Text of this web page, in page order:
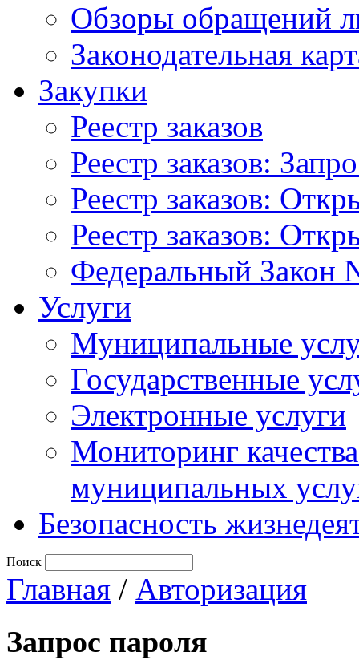
Обзоры обращений
Законодательная
Закупки
Реестр заказов
Реестр заказов:
Реестр заказов:
Реестр заказов:
Федеральный Закон
Услуги
Муниципальные
Государственные
Электронные услуги
Мониторинг
муниципальных
Безопасность
Поиск
Главная / Авторизация
Запрос пароля